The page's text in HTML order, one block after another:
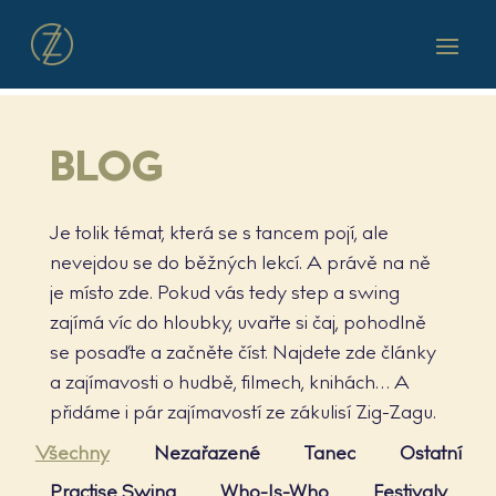
BLOG
Je tolik témat, která se s tancem pojí, ale
nevejdou se do běžných lekcí. A právě na ně
je místo zde. Pokud vás tedy step a swing
zajímá víc do hloubky, uvařte si čaj, pohodlně
se posaďte a začněte číst. Najdete zde články
a zajímavosti o hudbě, filmech, knihách… A
přidáme i pár zajímavostí ze zákulisí Zig-Zagu.
Všechny
Nezařazené Tanec
Ostatní